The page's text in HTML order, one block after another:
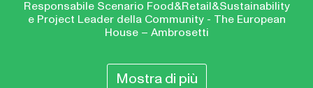
Responsabile Scenario Food&Retail&Sustainability
e Project Leader della Community - The European
House – Ambrosetti
Mostra di più